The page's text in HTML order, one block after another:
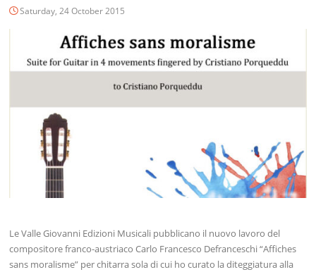
Saturday, 24 October 2015
Le Valle Giovanni Edizioni Musicali pubblicano il nuovo lavoro del
compositore franco-austriaco Carlo Francesco Defranceschi “Affiches
sans moralisme” per chitarra sola di cui ho curato la diteggiatura alla